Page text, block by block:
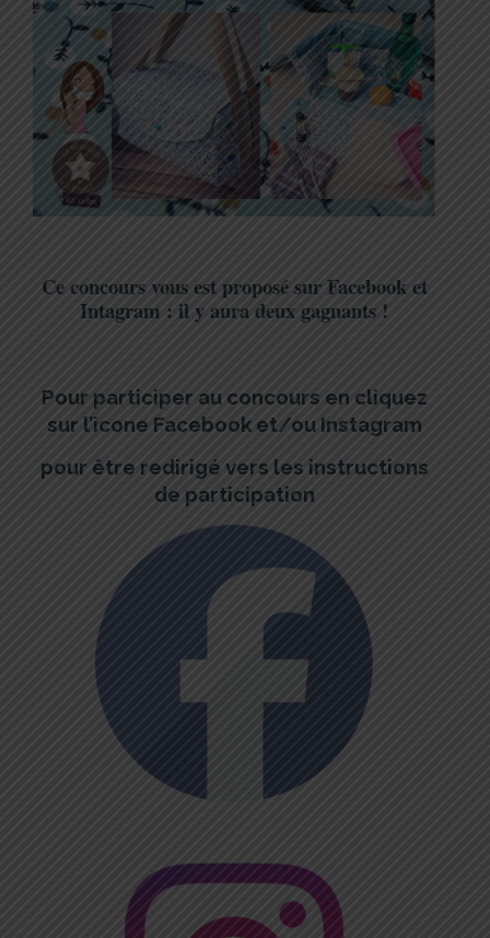
Ce concours vous est proposé sur Facebook et
Intagram : il y aura deux gagnants !
Pour participer au concours en cliquez
sur l’icone Facebook et/ou Instagram
pour être redirigé vers les instructions
de participation